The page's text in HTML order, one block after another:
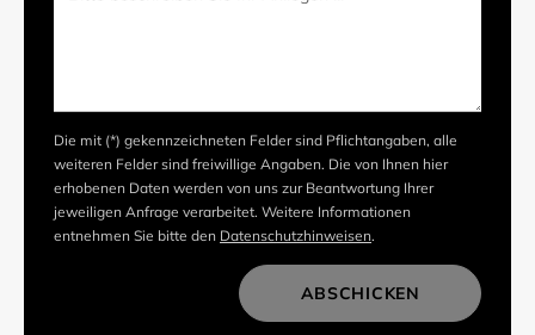
Die mit (*) gekennzeichneten Felder sind Pflichtangaben, alle
weiteren Felder sind freiwillige Angaben. Die von Ihnen hier
erhobenen Daten werden von uns zur Beantwortung Ihrer
jeweiligen Anfrage verarbeitet. Weitere Informationen
entnehmen Sie bitte den Datenschutzhinweisen.
ABSCHICKEN